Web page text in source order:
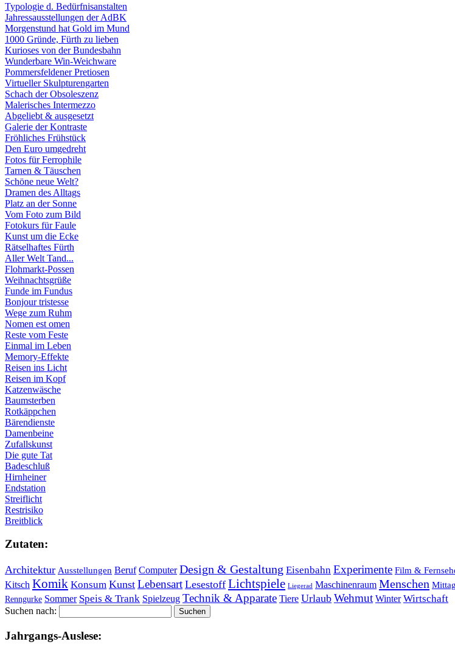
Typologie d. Bedürfnisanstalten
Jahressausstellungen der AdBK
Morgenstund hat Gold im Mund
1000 Gründe, Fürth zu lieben
Kurioses von der Bundesbahn
Wunderbare Win-Weichware
Pommersfeldener Pretiosen
Virtueller Skulpturengarten
Schach der Obsoleszenz
Malerisches Intermezzo
Abgeliebt & ausgesetzt
Galerie der Kontraste
Fröhliches Frühstück
Den Euro umgedreht
Fotos für Ferrophile
Tarnen & Täuschen
Schöne neue Welt?
Dramen des Alltags
Platz an der Sonne
Vom Foto zum Bild
Fotokurs für Faule
Kunst um die Ecke
Rätselhaftes Fürth
Aller Welt Tand...
Flohmarkt-Possen
Weihnachtsgrüße
Funde im Fundus
Bonjour tristesse
Wege zum Ruhm
Nomen est omen
Reste vom Feste
Einmal im Leben
Memory-Effekte
Reisen ins Licht
Reisen im Kopf
Katzenwäsche
Baumsterben
Rotkäppchen
Bärendienste
Damenbeine
Zufallskunst
Die gute Tat
Badeschluß
Hirnheiner
Endstation
Streiflicht
Restrisiko
Breitblick
Zu­ta­ten:
Architektur Ausstellungen Beruf Computer Design & Gestaltung Eisenbahn Experimente Film &
Kitsch Komik Konsum Kunst Lebensart Lesestoff Lichtspiele Liegerad Maschinenraum Menschen
Renngurke Sommer Speis & Trank Spielzeug Technik & Apparate Tiere Urlaub Wehmut Winter Wirtschaft
Suchen nach:
Jahr­gangs-Aus­le­se: